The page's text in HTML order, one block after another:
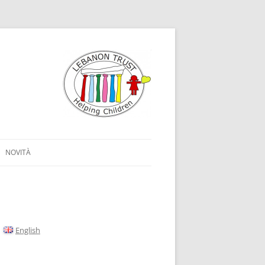
NOVITÀ
English